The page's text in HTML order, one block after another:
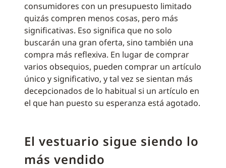
consumidores con un presupuesto limitado
quizás compren menos cosas, pero más
significativas. Eso significa que no solo
buscarán una gran oferta, sino también una
compra más reflexiva. En lugar de comprar
varios obsequios, pueden comprar un artículo
único y significativo, y tal vez se sientan más
decepcionados de lo habitual si un artículo en
el que han puesto su esperanza está agotado.
El vestuario sigue siendo lo
más vendido